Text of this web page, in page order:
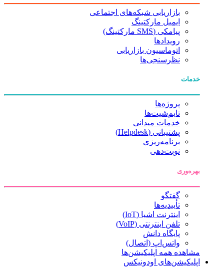
بازاریابی شبکه‌های اجتماعی
ایمیل مارکتینگ
پیامکی (SMS مارکتینگ)
رویدادها
اتوماسیون بازاریابی
نظرسنجی‌ها
خدمات
پروژه‌ها
تایم‌شیت‌ها
خدمات میدانی
پشتیبانی (Helpdesk)
برنامه‌ریزی
نوبت‌دهی
بهره‌وری
گفتگو
تأییدیه‌ها
اینترنت اشیا (IoT)
تلفن اینترنتی (VoIP)
پایگاه دانش
واتس‌اپ (اتصال)
مشاهده همه اپلیکیشن‌ها
اپلیکیشن‌های اودونیکس